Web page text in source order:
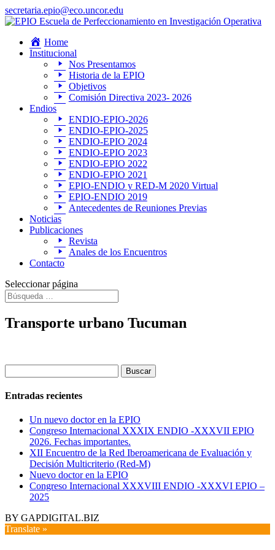
secretaria.epio@eco.uncor.edu
Home
Institucional
Nos Presentamos
Historia de la EPIO
Objetivos
Comisión Directiva 2023- 2026
Endios
ENDIO-EPIO-2026
ENDIO-EPIO-2025
ENDIO-EPIO 2024
ENDIO-EPIO 2023
ENDIO-EPIO 2022
ENDIO-EPIO 2021
EPIO-ENDIO y RED-M 2020 Virtual
EPIO-ENDIO 2019
Antecedentes de Reuniones Previas
Noticias
Publicaciones
Revista
Anales de los Encuentros
Contacto
Seleccionar página
Transporte urbano Tucuman
Entradas recientes
Un nuevo doctor en la EPIO
Congreso Internacional XXXIX ENDIO -XXXVII EPIO
2026. Fechas importantes.
XII Encuentro de la Red Iberoamericana de Evaluación y
Decisión Multicriterio (Red-M)
Nuevo doctor en la EPIO
Congreso Internacional XXXVIII ENDIO -XXXVI EPIO –
2025
BY GAPDIGITAL.BIZ
Translate »